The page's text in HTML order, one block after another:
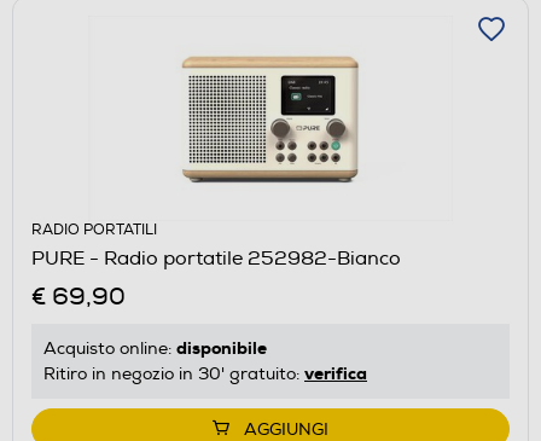
RADIO PORTATILI
PURE - Radio portatile 252982-Bianco
€ 69,90
Acquisto online: disponibile
Ritiro in negozio in 30' gratuito: verifica
AGGIUNGI